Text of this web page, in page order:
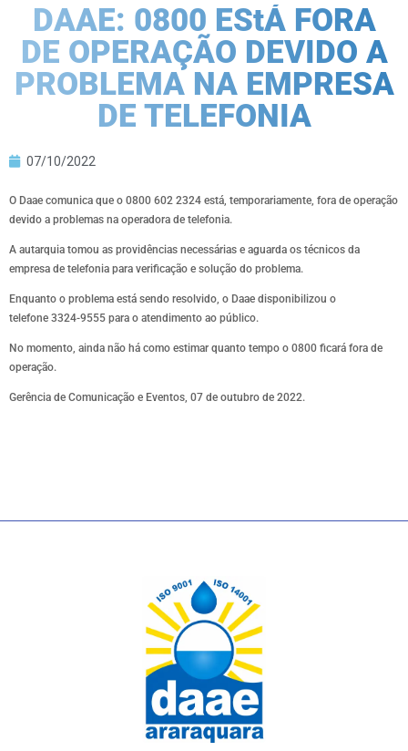
DAAE: 0800 EStÁ FORA
DE OPERAÇÃO DEVIDO A
PROBLEMA NA EMPRESA
DE TELEFONIA
07/10/2022
O Daae comunica que o 0800 602 2324 está, temporariamente, fora de operação
devido a problemas na operadora de telefonia.
A autarquia tomou as providências necessárias e aguarda os técnicos da
empresa de telefonia para verificação e solução do problema.
Enquanto o problema está sendo resolvido, o Daae disponibilizou o
telefone 3324-9555 para o atendimento ao público.
No momento, ainda não há como estimar quanto tempo o 0800 ficará fora de
operação.
Gerência de Comunicação e Eventos, 07 de outubro de 2022.